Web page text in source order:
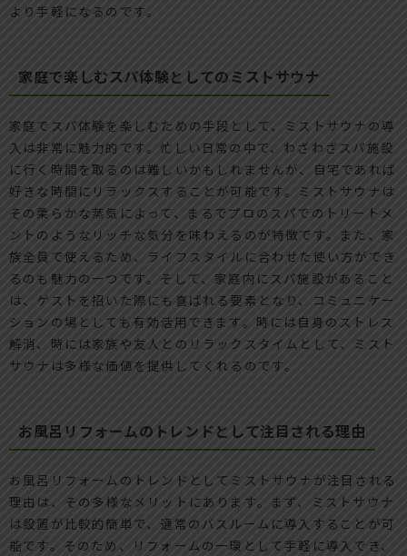
より手軽になるのです。
家庭で楽しむスパ体験としてのミストサウナ
家庭でスパ体験を楽しむための手段として、ミストサウナの導
入は非常に魅力的です。忙しい日常の中で、わざわざスパ施設
に行く時間を取るのは難しいかもしれませんが、自宅であれば
好きな時間にリラックスすることが可能です。ミストサウナは
その柔らかな蒸気によって、まるでプロのスパでのトリートメ
ントのようなリッチな気分を味わえるのが特徴です。また、家
族全員で使えるため、ライフスタイルに合わせた使い方ができ
るのも魅力の一つです。そして、家庭内にスパ施設があること
は、ゲストを招いた際にも喜ばれる要素となり、コミュニケー
ションの場としても有効活用できます。時には自身のストレス
解消、時には家族や友人とのリラックスタイムとして、ミスト
サウナは多様な価値を提供してくれるのです。
お風呂リフォームのトレンドとして注目される理由
お風呂リフォームのトレンドとしてミストサウナが注目される
理由は、その多様なメリットにあります。まず、ミストサウナ
は設置が比較的簡単で、通常のバスルームに導入することが可
能です。そのため、リフォームの一環として手軽に導入でき、